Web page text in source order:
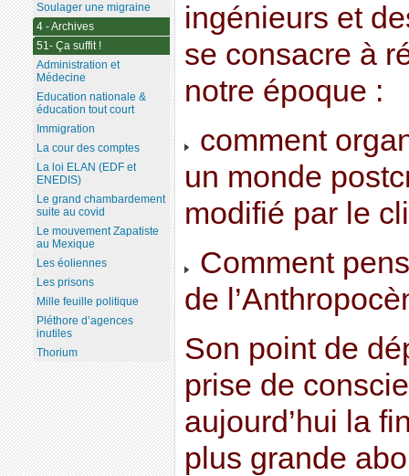
ingénieurs et
se consacre à
notre époque :
comment
un monde
modifié par le
Comment
de
Son point de
prise de
aujourd’hui la
plus grande
Soulager une migraine
4 - Archives
51- Ça suffit !
Administration et
Médecine
Education nationale &
éducation tout court
Immigration
La cour des comptes
La loi ELAN (EDF et
ENEDIS)
Le grand chambardement
suite au covid
Le mouvement Zapatiste
au Mexique
Les éoliennes
Les prisons
Mille feuille politique
Pléthore d’agences
inutiles
Thorium